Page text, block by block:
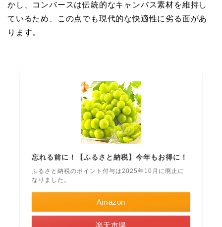
かし、コンバースは伝統的なキャンバス素材を維持し
ているため、この点でも現代的な快適性に劣る面があ
ります。
忘れる前に！【ふるさと納税】今年もお得に！
ふるさと納税のポイント付与は2025年10月に廃止に
なりました。
Amazon
楽天市場